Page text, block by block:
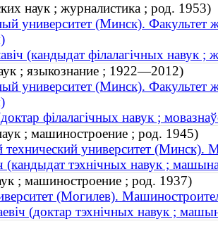
наук ; журналистика ; род. 1953)
университет (Минск). Факультет
(кандыдат філалагічных навук ;
; языкознание ; 1922—2012)
университет (Минск). Факультет
філалагічных навук ;
; машиностроение ; род. 1945)
технический университет (Минск).
(кандыдат тэхнічных навук ;
; машиностроение ; род. 1937)
(Могилев).
(доктар тэхнічных навук ;